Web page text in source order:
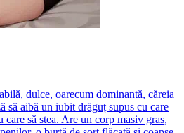
dulce, oarecum dominantă, căreia
să aibă un iubit drăguț supus cu care
care să stea. Are un corp masiv gras,